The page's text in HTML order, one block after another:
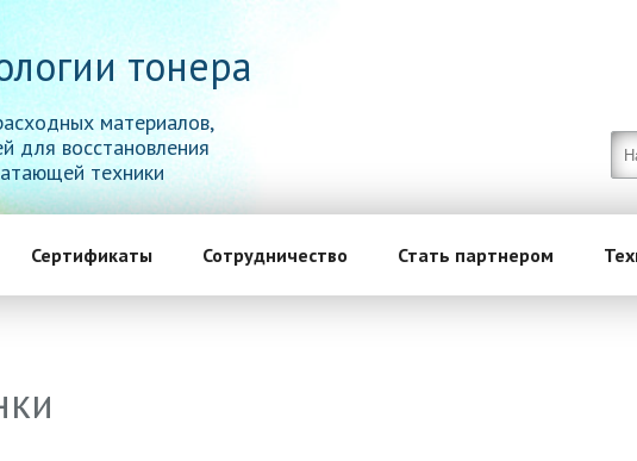
тонера
материалов,
для восстановления
техники
Сертификаты Сотрудничество Стать партнером